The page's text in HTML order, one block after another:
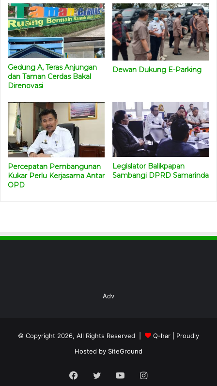
Gedung A, Teras Anjungan
dan Taman Cerdas Bakal
Direnovasi
Dewan Dukung E-Parking
Percepatan Pembangunan
Kukar Perlu Kerjasama Antar
OPD
Legislator Balikpapan
Sambangi DPRD Samarinda
Adv
© Copyright 2026, All Rights Reserved | Q-har | Proudly
Hosted by SiteGround
Facebook
TwitterYouTubeInstagram